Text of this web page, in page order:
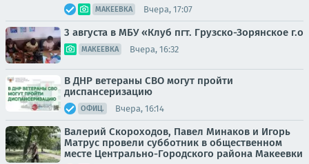
МАКЕЕВКА Вчера, 17:07
3 августа в МБУ «Клуб пгт. Грузско-Зорянское г.о
МАКЕЕВКА Вчера, 16:32
В ДНР ветераны СВО могут пройти
диспансеризацию
ОФИЦ. Вчера, 16:14
Валерий Скороходов, Павел Минаков и Игорь
Матрус провели субботник в общественном
месте Центрально-Городского района Макеевки